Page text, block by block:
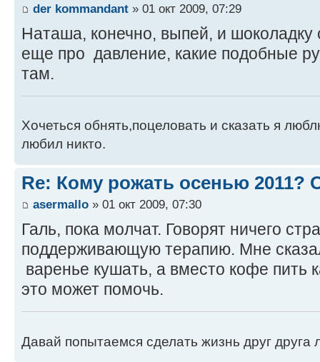
der kommandant » 01 окт 2009, 07:29
Наташа, конечно, выпей, и шоколадку
еще про давление, какие подобные
там.
Хочеться обнять,поцеловать и сказать я
любил никто.
Re: Кому рожать осенью 2011?
asermallo » 01 окт 2009, 07:30
Галь, пока молчат. Говорят ничего
поддерживающую терапию. Мне
варенье кушать, а вместо кофе пить
это может помочь.
Давай попытаемся сделать жизнь друг друга